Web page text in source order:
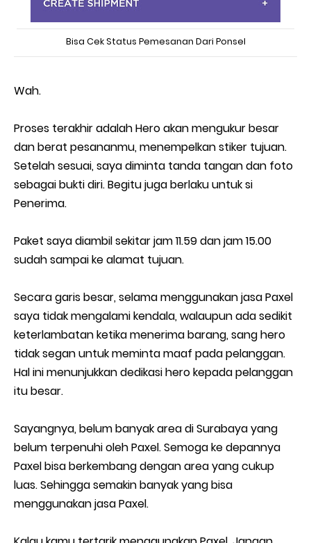
Bisa Cek Status Pemesanan Dari Ponsel
Wah.
Proses terakhir adalah Hero akan mengukur besar
dan berat pesananmu, menempelkan stiker tujuan.
Setelah sesuai, saya diminta tanda tangan dan foto
sebagai bukti diri. Begitu juga berlaku untuk si
Penerima.
Paket saya diambil sekitar jam 11.59 dan jam 15.00
sudah sampai ke alamat tujuan.
Secara garis besar, selama menggunakan jasa Paxel
saya tidak mengalami kendala, walaupun ada sedikit
keterlambatan ketika menerima barang, sang hero
tidak segan untuk meminta maaf pada pelanggan.
Hal ini menunjukkan dedikasi hero kepada pelanggan
itu besar.
Sayangnya, belum banyak area di Surabaya yang
belum terpenuhi oleh Paxel. Semoga ke depannya
Paxel bisa berkembang dengan area yang cukup
luas. Sehingga semakin banyak yang bisa
menggunakan jasa Paxel.